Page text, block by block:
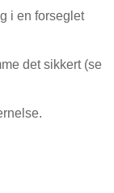
i en forseglet
det sikkert (se